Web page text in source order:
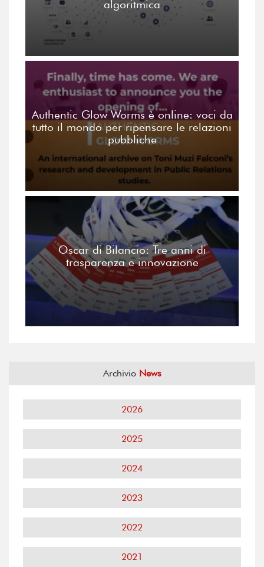
algoritmica
Authentic Glow Worms è online: voci da
tutto il mondo per ripensare le relazioni
pubbliche
Oscar di Bilancio: Tre anni di
trasparenza e innovazione
Archivio News
2026
2025
2024
2023
2022
2021